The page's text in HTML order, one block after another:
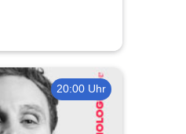
20:00 Uhr